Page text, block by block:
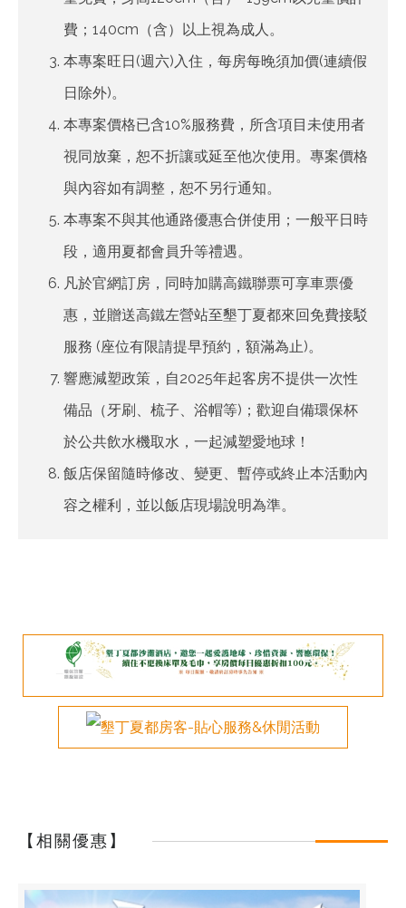
費；140cm（含）以上視為成人。
本專案旺日(週六)入住，每房每晚須加價(連續假
日除外)。
本專案價格已含10%服務費，所含項目未使用者
視同放棄，恕不折讓或延至他次使用。專案價格
與內容如有調整，恕不另行通知。
本專案不與其他通路優惠合併使用；一般平日時
段，適用夏都會員升等禮遇。
凡於官網訂房，同時加購高鐵聯票可享車票優
惠，並贈送高鐵左營站至墾丁夏都來回免費接駁
服務 (座位有限請提早預約，額滿為止)。
響應減塑政策，自2025年起客房不提供一次性
備品（牙刷、梳子、浴帽等)；歡迎自備環保杯
於公共飲水機取水，一起減塑愛地球！
飯店保留隨時修改、變更、暫停或終止本活動內
容之權利，並以飯店現場說明為準。
【相關優惠】